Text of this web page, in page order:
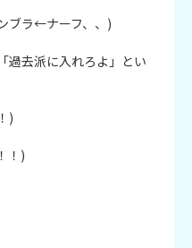
ブラ←ナーフ、、)
去派に入れろよ」とい
)
！)